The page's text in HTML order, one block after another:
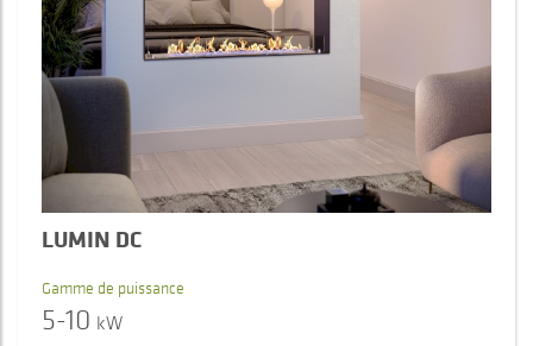
LUMIN DC
Gamme de puissance
5-10 kW